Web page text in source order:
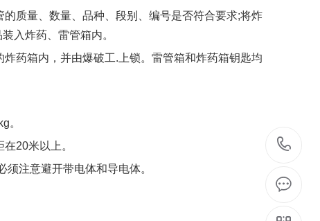
的质量、数量、品种、段别、编号是否符合要求;将炸
入炸药、 雷管箱内。
炸药箱内，并由爆破工.上锁。雷管箱和炸药箱钥匙均
。
20米以上。
须注意避开带电体和导电体。